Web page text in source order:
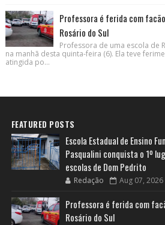
Professora é ferida com
Rosário do Sul
Professora de uma escola de
na manhã desta quinta-feira (6). Ela teve
atingida po...
FEATURED POSTS
Escola Estadual de Ensino
Pasqualini conquista o 1º
escolas de Dom Pedrito
Redação Aug 07, 2026
Professora é ferida com
Rosário do Sul